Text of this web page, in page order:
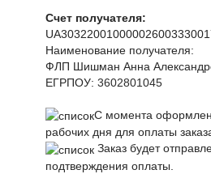
Счет получателя:
Наименование получателя:
ФЛП Шишман Анна
ЕГРПОУ: 3602801045
С момента
рабочих дня для оплаты
Заказ будет
подтверждения оплаты.